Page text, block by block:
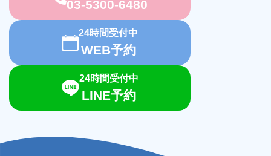
03-5300-6480
24時間受付中
WEB予約
24時間受付中
LINE予約